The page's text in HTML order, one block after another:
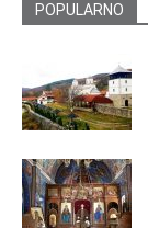
POPULARNO